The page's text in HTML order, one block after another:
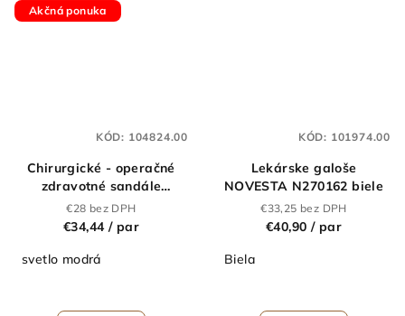
Akčná ponuka
Chirurgické - operačné
zdravotné sandále
"kroksy" MAX LIGHT BLUE
€28 bez DPH
€34,44 / par
svetlo modrá
KÓD: 104824.00
Lekárske galoše
NOVESTA N270162 biele
€33,25 bez DPH
€40,90 / par
Biela
KÓD: 101974.00